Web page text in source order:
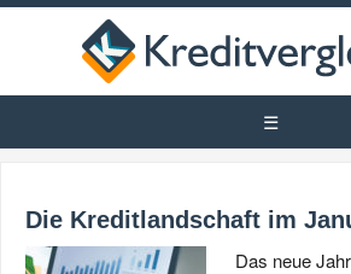
Die Kreditlandschaft im
Das neue